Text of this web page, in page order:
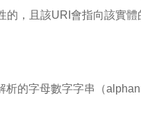
，且該URI會指向該實
的字母數字字串（